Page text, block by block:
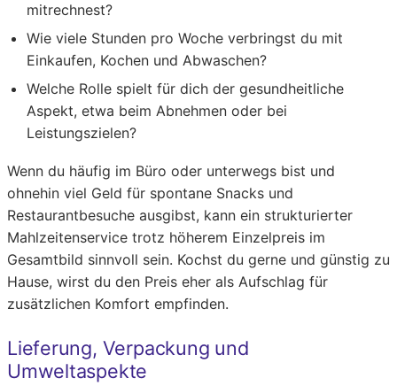
mitrechnest?
Wie viele Stunden pro Woche verbringst du mit
Einkaufen, Kochen und Abwaschen?
Welche Rolle spielt für dich der gesundheitliche
Aspekt, etwa beim Abnehmen oder bei
Leistungszielen?
Wenn du häufig im Büro oder unterwegs bist und
ohnehin viel Geld für spontane Snacks und
Restaurantbesuche ausgibst, kann ein strukturierter
Mahlzeitenservice trotz höherem Einzelpreis im
Gesamtbild sinnvoll sein. Kochst du gerne und günstig zu
Hause, wirst du den Preis eher als Aufschlag für
zusätzlichen Komfort empfinden.
Lieferung, Verpackung und
Umweltaspekte